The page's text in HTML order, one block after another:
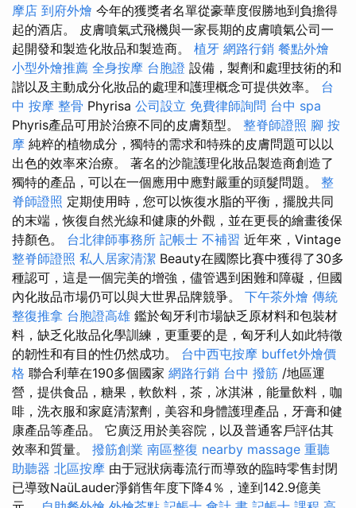
摩店 到府外燴 今年的獲獎者名單從豪華度假勝地到負擔得
起的酒店。 皮膚噴氣式飛機與一家長期的皮膚噴氣公司一
起開發和製造化妝品和製造商。 植牙 網路行銷 餐點外燴
小型外燴推薦 全身按摩 台胞證 設備，製劑和處理技術的和
諧以及主動成分化妝品的處理和護理概念可提供效率。 台
中 按摩 整骨 Phyrisa 公司設立 免費律師詢問 台中 spa
Phyris產品可用於治療不同的皮膚類型。 整脊師證照 腳 按
摩 純粹的植物成分，獨特的需求和特殊的皮膚問題可以以
出色的效率來治療。 著名的沙龍護理化妝品製造商創造了
獨特的產品，可以在一個應用中應對嚴重的頭髮問題。 整
脊師證照 定期使用時，您可以恢復水脂的平衡，擺脫共同
的末端，恢復自然光線和健康的外觀，並在更長的繪畫後保
持顏色。 台北律師事務所 記帳士 不補習 近年來，Vintage
整脊師證照 私人居家清潔 Beauty在國際比賽中獲得了30多
種認可，這是一個完美的增強，儘管遇到困難和障礙，但國
內化妝品市場仍可以與大世界品牌競爭。 下午茶外燴 傳統
整復推拿 台胞證高雄 鑑於匈牙利市場缺乏原材料和包裝材
料，缺乏化妝品化學訓練，更重要的是，匈牙利人如此特徵
的韌性和有目的性仍然成功。 台中西屯按摩 buffet外燴價
格 聯合利華在190多個國家 網路行銷 台中 撥筋 /地區運
營，提供食品，糖果，軟飲料，茶，冰淇淋，能量飲料，咖
啡，洗衣服和家庭清潔劑，美容和身體護理產品，牙膏和健
康產品等產品。 它廣泛用於美容院，以及普通客戶評估其
效率和質量。 撥筋創業 南區整復 nearby massage 重聽
助聽器 北區按摩 由于冠狀病毒流行而導致的臨時零售封閉
已導致NaüLauder淨銷售年度下降4％，達到142.9億美